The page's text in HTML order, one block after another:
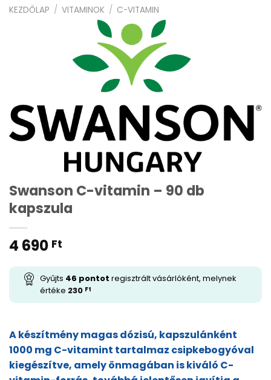
KEZDŐLAP / VITAMINOK / C-VITAMIN
Swanson C-vitamin – 90 db
kapszula
4 690 Ft
Gyűjts 46 pontot regisztrált vásárlóként, melynek
értéke 230 Ft
A készítmény magas dózisú, kapszulánként
1000 mg C-vitamint tartalmaz csipkebogyóval
kiegészítve, amely önmagában is kiváló C-